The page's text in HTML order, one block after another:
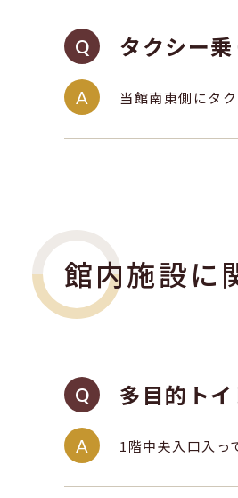
タクシー
当館南東側にタ
館内施設に
多目的ト
1階中央入口入っ